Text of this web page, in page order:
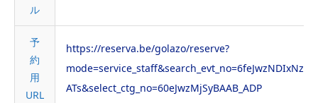
ル
予
約
用
URL
https://reserva.be/golazo/reserve?
ATs&select_ctg_no=60eJwzMjSyBAAB_ADP